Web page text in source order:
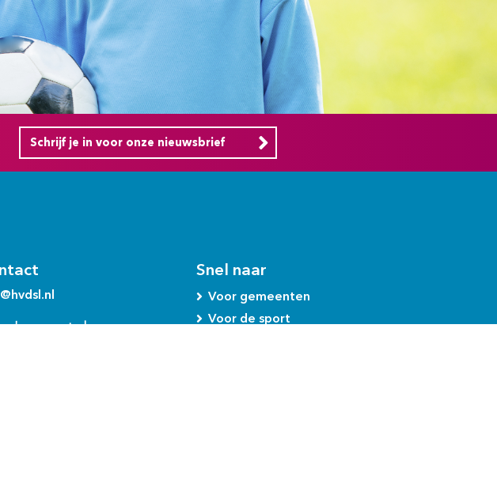
Schrijf je in voor onze nieuwsbrief
en postadres
Snel naar
Voor gemeenten
Voor de sport